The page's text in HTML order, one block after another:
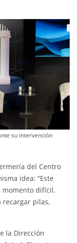
su intervención
del Centro
idea: “Este
momento difícil.
recargar pilas,
la Dirección